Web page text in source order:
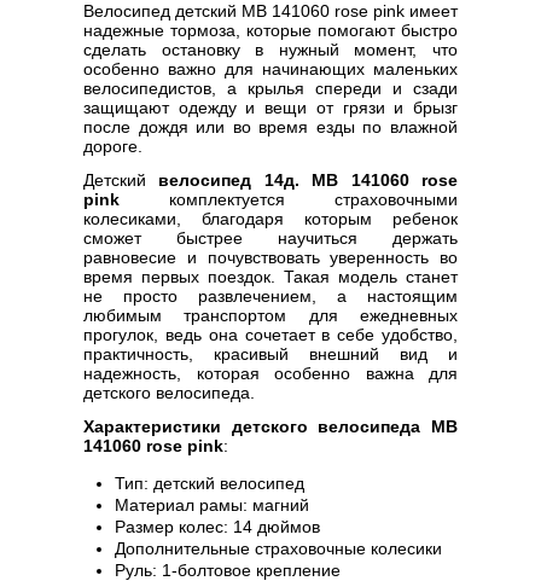
Велосипед детский MB 141060 rose pink имеет
надежные тормоза, которые помогают быстро
сделать остановку в нужный момент, что
особенно важно для начинающих маленьких
велосипедистов, а крылья спереди и сзади
защищают одежду и вещи от грязи и брызг
после дождя или во время езды по влажной
дороге.
Детский велосипед 14д. MB 141060 rose
pink комплектуется страховочными
колесиками, благодаря которым ребенок
сможет быстрее научиться держать
равновесие и почувствовать уверенность во
время первых поездок. Такая модель станет
не просто развлечением, а настоящим
любимым транспортом для ежедневных
прогулок, ведь она сочетает в себе удобство,
практичность, красивый внешний вид и
надежность, которая особенно важна для
детского велосипеда.
Характеристики детского велосипеда MB
141060 rose pink:
Тип: детский велосипед
Материал рамы: магний
Размер колес: 14 дюймов
Дополнительные страховочные колесики
Руль: 1-болтовое крепление